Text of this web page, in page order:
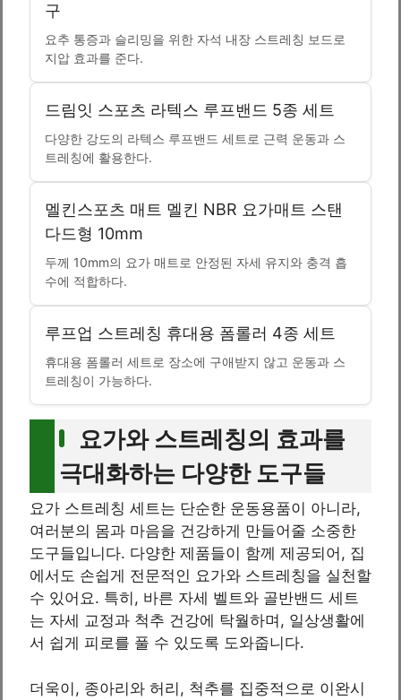
구
요추 통증과 슬리밍을 위한 자석 내장 스트레칭 보드로
지압 효과를 준다.
드림잇 스포츠 라텍스 루프밴드 5종 세트
다양한 강도의 라텍스 루프밴드 세트로 근력 운동과 스
트레칭에 활용한다.
멜킨스포츠 매트 멜킨 NBR 요가매트 스탠
다드형 10mm
두께 10mm의 요가 매트로 안정된 자세 유지와 충격 흡
수에 적합하다.
루프업 스트레칭 휴대용 폼롤러 4종 세트
휴대용 폼롤러 세트로 장소에 구애받지 않고 운동과 스
트레칭이 가능하다.
요가와 스트레칭의 효과를
극대화하는 다양한 도구들
요가 스트레칭 세트는 단순한 운동용품이 아니라,
여러분의 몸과 마음을 건강하게 만들어줄 소중한
도구들입니다. 다양한 제품들이 함께 제공되어, 집
에서도 손쉽게 전문적인 요가와 스트레칭을 실천할
수 있어요. 특히, 바른 자세 벨트와 골반밴드 세트
는 자세 교정과 척추 건강에 탁월하며, 일상생활에
서 쉽게 피로를 풀 수 있도록 도와줍니다.
더욱이, 종아리와 허리, 척추를 집중적으로 이완시